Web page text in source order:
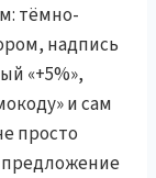
тёмно-
надпись
«+5%»,
и сам
просто
предложение